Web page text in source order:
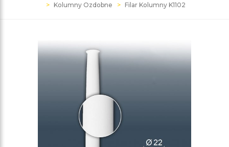
Kolumny Ozdobne
Filar Kolumny K1102